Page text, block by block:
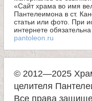
«Сайт храма во имя
Пантелеимона в ст.
статьи или фото. При
интернете
pantoleon.ru
© 2012—2025
целителя
Все права